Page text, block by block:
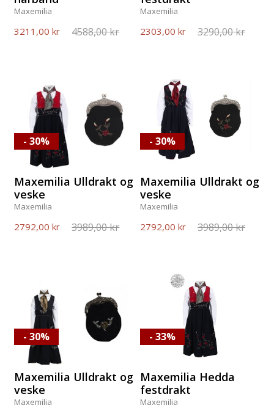
Maxemilia
3211,00 kr 4588,00 kr
Maxemilia
2303,00 kr 3290,00 kr
Maxemilia Ulldrakt og
veske
Maxemilia
2792,00 kr 3989,00 kr
- 30%
Maxemilia Ulldrakt og
veske
Maxemilia
2792,00 kr 3989,00 kr
- 30%
Maxemilia Ulldrakt og
veske
Maxemilia
- 30%
Maxemilia Hedda
festdrakt
Maxemilia
- 33%